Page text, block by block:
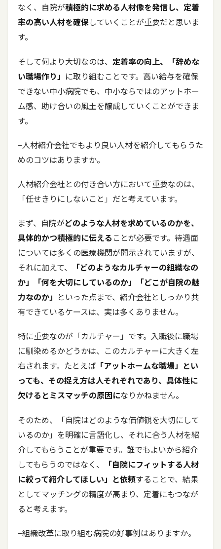
なく、自院が積極的に求める人材像を発信し、定着
率の高い人材を確保していくことが重要だと思いま
す。
そして何より大切なのは、 定着率の向上、「辞めな
い職場作り」 に取り組むことです。高い給与を確保
できない中小病院でも、中小ならではのアットホー
ム感、助け合いの風土を醸成していくことができま
す。
−人材紹介会社でもより良い人材を紹介してもらうた
めのコツはありますか。
人材紹介会社との付き合い方において重要なのは、
「任せきりにしないこと」だと考えています。
まず、自院がどのような人材を求めているのかを、
具体的かつ積極的に伝える ことが必要です。待遇面
については多くの医療機関が開示されていますが、
それに加えて、
「どのようなカルチャーの組織なの
か」「何を大切にしているのか」「どこが自院の魅
力なのか」 といった点まで、紹介会社としっかり共
有できているケースは、実は多くありません。
特に重要なのが「カルチャー」です。入職後に職場
に馴染めるかどうかは、このカルチャーに大きく左
右されます。たとえば 「アットホームな職場」とい
っても、その捉え方は人それぞれであり、具体性に
欠けるとミスマッチの原因になりかねません。
そのため、「自院はどのような価値観を大切にして
いるのか」を明確に言語化し、それに合う人材を紹
介してもらうことが重要です。誰でもよいから紹介
してもらうのではなく、
「自院にフィットする人材
に絞って紹介してほしい」と依頼することで、結果
としてマッチングの精度が高まり、定着にもつなが
ると考えます。
−組織改革に取り組む病院の好事例はありますか。